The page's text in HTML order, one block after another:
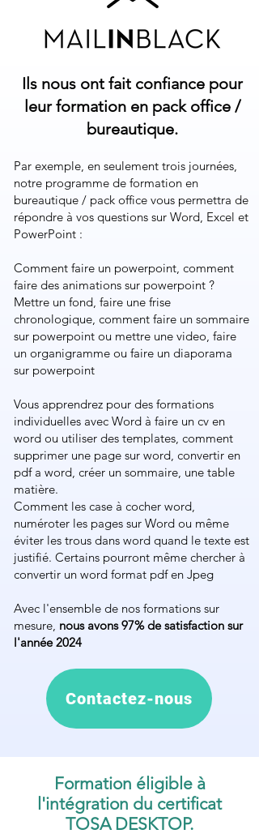
Ils nous ont fait confiance pour
leur formation en pack office /
bureautique.
Par exemple, en seulement trois journées,
notre programme de formation en
bureautique / pack office vous permettra de
répondre à vos questions sur Word, Excel et
PowerPoint :
Comment faire un powerpoint​, comment
faire des animations sur powerpoint​ ?
Mettre un fond, faire une frise
chronologique, ​comment faire un sommaire
sur powerpoint​ ou mettre une video, faire
un organigramme ou faire un diaporama
sur powerpoint​​
Vous apprendrez pour des formations
individuelles avec Word à faire un cv en
word ou utiliser des templates, comment
supprimer une page sur word, convertir en
pdf a word, créer un sommaire, une table
matière.
Comment les case à cocher word,
numéroter les pages sur Word ou même
éviter les trous dans word quand le texte est
justifié. Certains pourront même chercher à
convertir un word format pdf en Jpeg
Avec l'ensemble de nos formations sur
mesure, nous avons 97% de satisfaction sur
l'année 2024
Contactez-nous
Formation éligible à
l'intégration du certificat
TOSA DESKTOP.